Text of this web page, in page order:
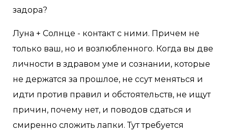
задора?
Луна + Солнце - контакт с ними. Причем не
только ваш, но и возлюбленного. Когда вы две
личности в здравом уме и сознании, которые
не держатся за прошлое, не ссут меняться и
идти против правил и обстоятельств, не ищут
причин, почему нет, и поводов сдаться и
смиренно сложить лапки. Тут требуется